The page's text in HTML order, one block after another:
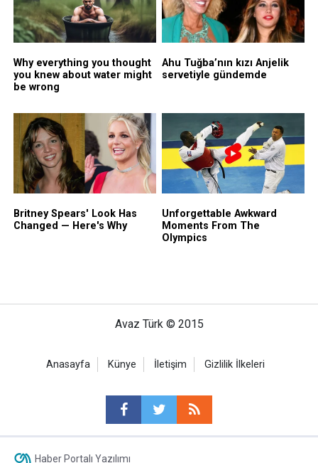
Avaz Türk © 2015
Anasayfa Künye İletişim Gizlilik İlkeleri
Haber Portalı Yazılımı